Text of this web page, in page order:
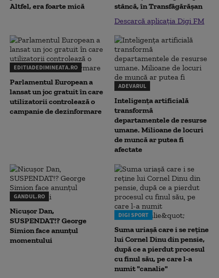
Altfel, era foarte mică
stâncă, în Transfăgărăşan
Descarcă aplicația Digi FM
EDITIADEDIMINEATA.RO
Parlamentul European a
lansat un joc gratuit în care
utilizatorii controlează o
campanie de dezinformare
ADEVARUL
Inteligența artificială
transformă
departamentele de resurse
umane. Milioane de locuri
de muncă ar putea fi
afectate
GANDUL.RO
Nicușor Dan,
SUSPENDAT!? George
Simion face anunțul
momentului
DIGI SPORT
Suma uriașă care i se reține
lui Cornel Dinu din pensie,
după ce a pierdut procesul
cu finul său, pe care l-a
numit "canalie"